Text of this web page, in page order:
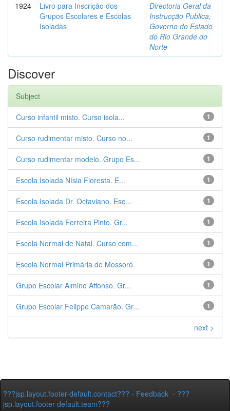
1924
Livro para Inscrição dos
Grupos Escolares e Escolas
Isoladas
Directoria Geral da
Instrucção Publica,
Governo do Estado
do Rio Grande do
Norte
Discover
Subject
1
Curso infantil misto. Curso isola...
1
Curso rudimentar misto. Curso no...
1
Curso rudimentar modelo. Grupo Es...
1
Escola Isolada Nísia Floresta. E...
1
Escola Isolada Dr. Octaviano. Esc...
1
Escola Isolada Ferreira Pinto. Gr...
1
Escola Normal de Natal. Curso com...
1
Escola Normal Primária de Mossoró.
1
Grupo Escolar Almino Affonso. Gr...
1
Grupo Escolar Felippe Camarão. Gr...
next >
???jsp.layout.footer-default.contact??? - Feedback - ???
jsp.layout.footer-default.team???